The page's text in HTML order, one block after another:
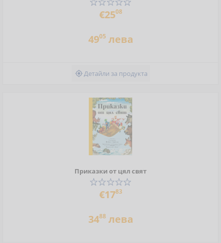
€2508
4905 лева
Детайли за продукта
Приказки от цял свят
€1783
3488лева